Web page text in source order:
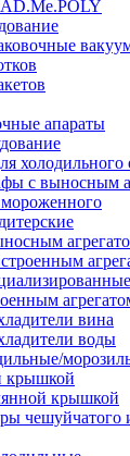
апараты
холодильного
с выносным
вина
воды
крышкой
крышкой
чешуйчатого